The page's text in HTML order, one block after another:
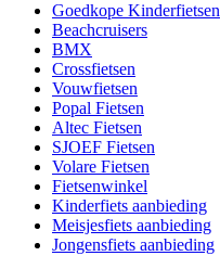
Goedkope Kinderfietsen
Beachcruisers
BMX
Crossfietsen
Vouwfietsen
Popal Fietsen
Altec Fietsen
SJOEF Fietsen
Volare Fietsen
Fietsenwinkel
Kinderfiets aanbieding
Meisjesfiets aanbieding
Jongensfiets aanbieding